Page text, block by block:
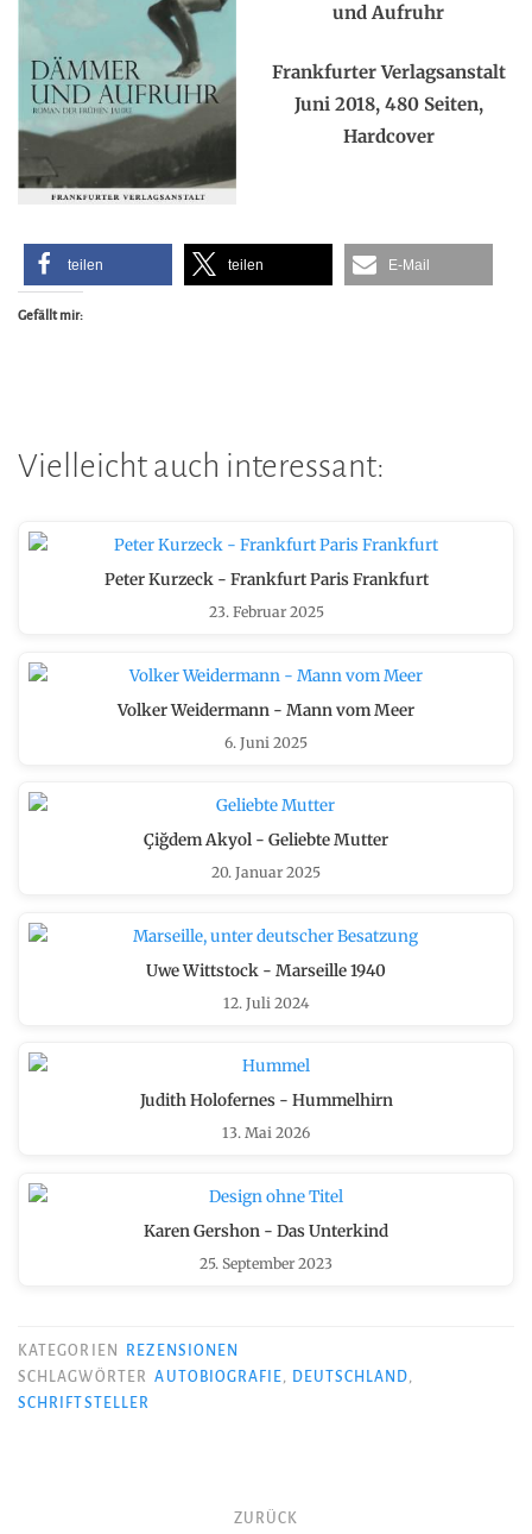
und Aufruhr
Frankfurter Verlagsanstalt
Juni 2018, 480 Seiten,
Hardcover
teilen teilen E-Mail
Gefällt mir:
Vielleicht auch interessant:
Peter Kurzeck - Frankfurt Paris Frankfurt
23. Februar 2025
Volker Weidermann - Mann vom Meer
6. Juni 2025
Çiğdem Akyol - Geliebte Mutter
20. Januar 2025
Uwe Wittstock - Marseille 1940
12. Juli 2024
Judith Holofernes - Hummelhirn
13. Mai 2026
Karen Gershon - Das Unterkind
25. September 2023
KATEGORIEN
REZENSIONEN
SCHLAGWÖRTER
AUTOBIOGRAFIE, DEUTSCHLAND,
SCHRIFTSTELLER
Beitragsnavigation
ZURÜCK